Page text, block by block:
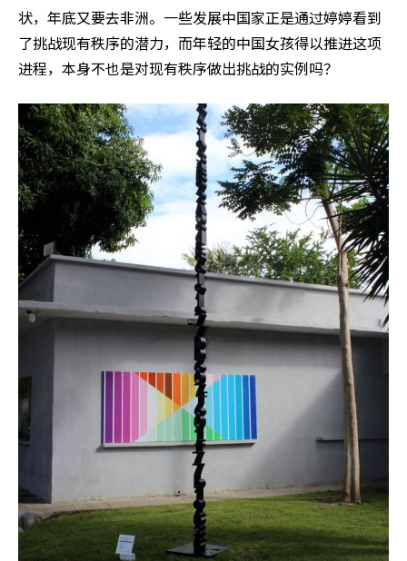
状，年底又要去非洲。一些发展中国家正是通过婷婷看到
了挑战现有秩序的潜力，而年轻的中国女孩得以推进这项
进程，本身不也是对现有秩序做出挑战的实例吗？